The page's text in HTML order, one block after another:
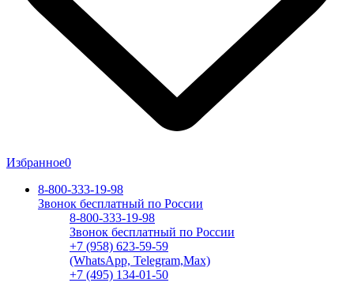
Избранное0
8-800-333-19-98
Звонок бесплатный по России
8-800-333-19-98
Звонок бесплатный по России
+7 (958) 623-59-59
(WhatsApp, Telegram,Max)
+7 (495) 134-01-50